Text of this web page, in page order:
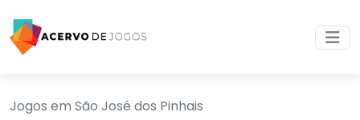
Jogos em São José dos Pinhais